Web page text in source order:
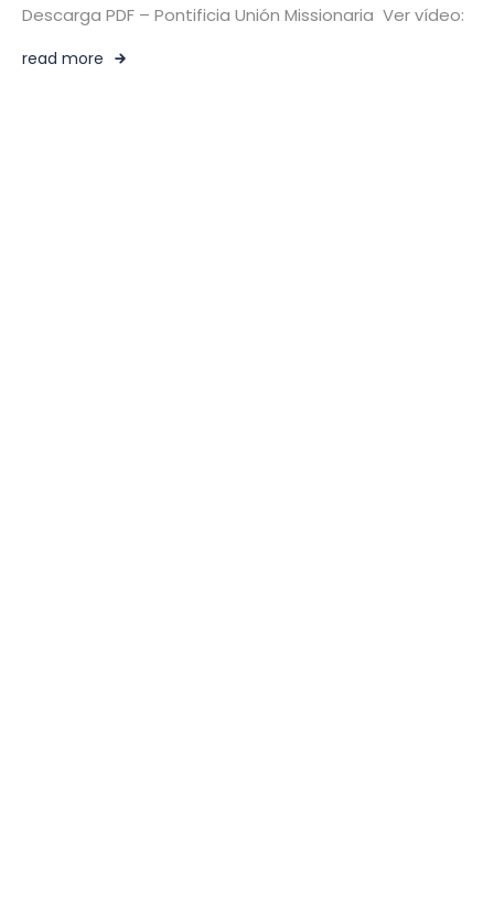
Descarga PDF – Pontificia Unión Missionaria Ver vídeo:
read more